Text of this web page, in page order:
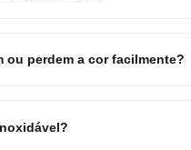
perdem a cor facilmente?